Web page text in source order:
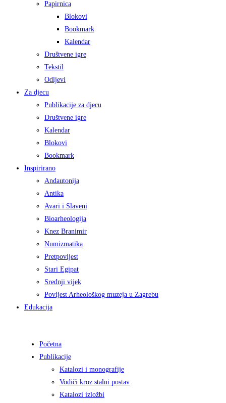
Papirnica
Blokovi
Bookmark
Kalendar
Društvene igre
Tekstil
Odljevi
Za djecu
Publikacije za djecu
Društvene igre
Kalendar
Blokovi
Bookmark
Inspirirano
Andautonija
Antika
Avari i Slaveni
Bioarheologija
Knez Branimir
Numizmatika
Pretpovijest
Stari Egipat
Srednji vijek
Povijest Arheološkog muzeja u Zagrebu
Edukacija
Početna
Publikacije
Katalozi i monografije
Vodiči kroz stalni postav
Katalozi izložbi